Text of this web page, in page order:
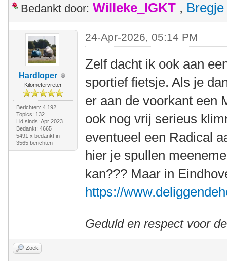
Bedankt door: Willeke_IGKT , Bregje
Hardloper
Kilometervreter
Berichten: 4.192
Topics: 132
Lid sinds: Apr 2023
Bedankt: 4665
5491 x bedankt in
3565 berichten
24-Apr-2026, 05:14 PM
Zelf dacht ik ook aan
sportief fietsje. Als je
er aan de voorkant een
ook nog vrij serieus
eventueel een Radical
hier je spullen
kan??? Maar in
https://
Geduld en respect voor
Zoek